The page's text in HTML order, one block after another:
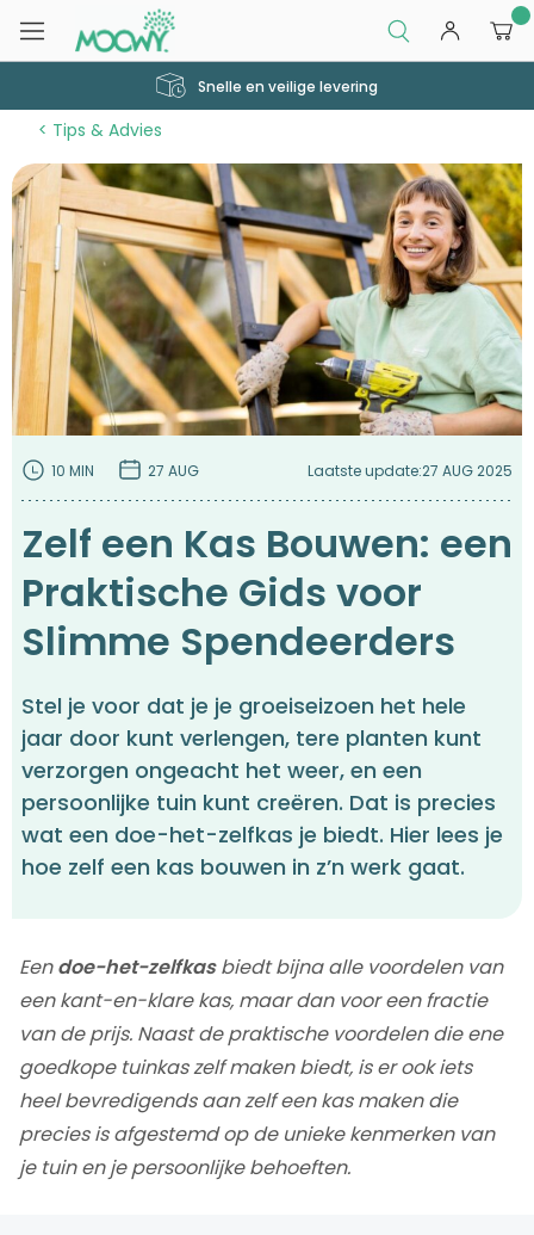
Snelle en veilige levering
Tips & Advies
10 MIN 27 AUG Laatste update:27 AUG 2025
Zelf een Kas Bouwen: een
Praktische Gids voor
Slimme Spendeerders
Stel je voor dat je je groeiseizoen het hele
jaar door kunt verlengen, tere planten kunt
verzorgen ongeacht het weer, en een
persoonlijke tuin kunt creëren. Dat is precies
wat een doe-het-zelfkas je biedt. Hier lees je
hoe zelf een kas bouwen in z’n werk gaat.
Eendoe-het-zelfkasbiedt bijna alle voordelen van
een kant-en-klare kas, maar dan voor een fractie
van de prijs. Naast de praktische voordelen die ene
goedkope tuinkas zelf maken biedt, is er ook iets
heel bevredigends aan zelf een kas maken die
precies is afgestemd op de unieke kenmerken van
je tuin en je persoonlijke behoeften.